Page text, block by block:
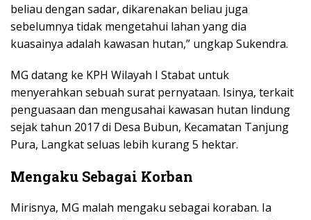
beliau dengan sadar, dikarenakan beliau juga
sebelumnya tidak mengetahui lahan yang dia
kuasainya adalah kawasan hutan,” ungkap Sukendra.
MG datang ke KPH Wilayah I Stabat untuk
menyerahkan sebuah surat pernyataan. Isinya, terkait
penguasaan dan mengusahai kawasan hutan lindung
sejak tahun 2017 di Desa Bubun, Kecamatan Tanjung
Pura, Langkat seluas lebih kurang 5 hektar.
Mengaku Sebagai Korban
Mirisnya, MG malah mengaku sebagai koraban. Ia